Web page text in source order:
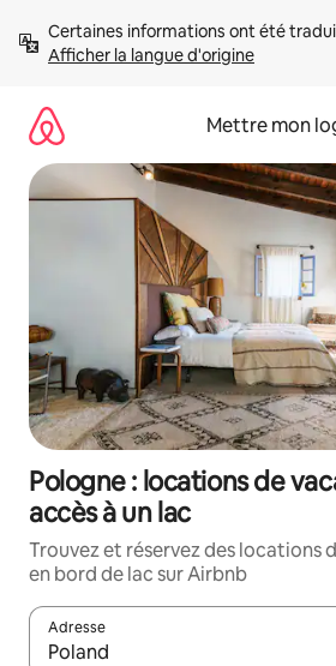
directement
Afficher la langue d'origine
Mettre mon
Pologne : locations de
accès à un lac
Trouvez et réservez des locations
en bord de lac sur Airbnb
Adresse
Lorsque les résultats s'affichent,